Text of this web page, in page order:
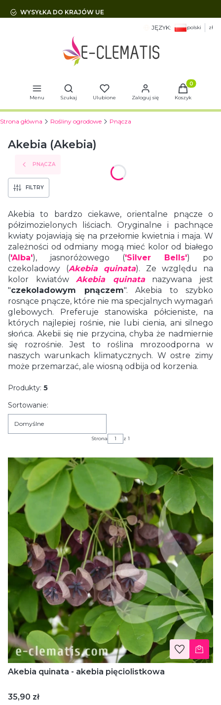
WYSYŁKA DO KRAJÓW UE
JĘZYK: polski zł
Menu
Otwórz wyszukiwarkę
Szukaj Ulubione Zaloguj się
Produkty
Koszyk
Strona główna Rośliny ogrodowe Pnącza
Akebia (Akebia)
PNĄCZA
FILTRY
Akebia to bardzo ciekawe, orientalne pnącze o
półzimozielonych liściach. Oryginalne i pachnące
kwiaty pojawiają się na przełomie kwietnia i maja. W
zależności od odmiany mogą mieć kolor od białego
('Alba'), jasnoróżowego ('Silver Bells') po
czekoladowy (Akebia quinata). Ze względu na
kolor kwiatówAkebia quinatanazywana jest
"czekoladowym pnączem". Akebia to szybko
rosnące pnącze, które nie ma specjalnych wymagań
glebowych. Preferuje stanowiska półcieniste, na
których najlepiej rośnie, nie lubi cienia, ani silnego
słońca. Akebii się nie przycina, chyba że nadmiernie
się rozrośnie. Jest to roślina mrozoodporna w
naszych warunkach klimatycznych. W ostre zimy
może przemarzać, ale wiosną odbija od korzenia.
Produkty: 5
Lista produktów
Sortowanie:
Domyślne
Strona z 1
Akebia quinata - akebia pięciolistkowa
Cena
35,90 zł